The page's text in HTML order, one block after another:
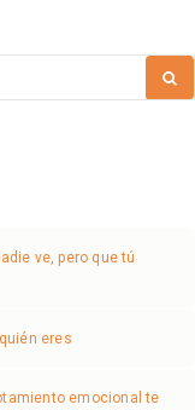
ve, pero que tú
eres
emocional te